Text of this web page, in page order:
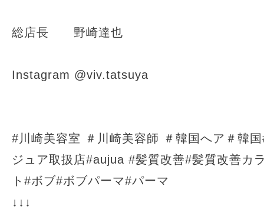
総店長 野崎達也
Instagram @viv.tatsuya
#川崎美容室 ＃川崎美容師 ＃韓国へア＃韓
ジュア取扱店#aujua #髪質改善#髪質改善カ
ト#ボブ#ボブパーマ#パーマ
↓↓↓